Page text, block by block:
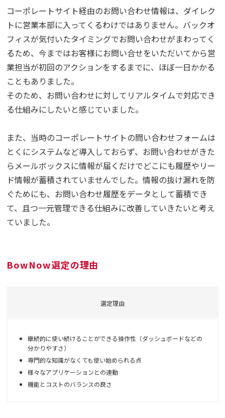
コーポレートサイト経由のお問い合わせ情報は、ダイレク
トに営業本部に入ってくるわけではありません。バックオ
フィスが気付いたタイミングでお問い合わせがまわってく
るため、今まではお客様にお問い合せをいただいてから営
業担当が初回のアクションをするまでに、ほぼ一日かかる
こともありました。
そのため、お問い合わせに対してリアルタイムで対応でき
る仕組みにしたいと感じていました。
また、当時のコーポレートサイトの問い合わせフォームは
とくにシステムなど導入しておらず、お問い合わせがきた
らメールボックスに情報が届くだけでどこにも履歴やリー
ド情報が蓄積されていませんでした。情報の抜け漏れを防
ぐためにも、お問い合わせ履歴をデータとして蓄積でき
て、且つ一元管理できる仕組みに改善していきたいと考え
ていました。
BowNow選定の理由
選定理由
継続的に使い続けることができる操作性（ダッシュボードなどの
分かりやすさ）
専門的な知識がなくても使い始められる点
様々なアプリケーションとの連動
機能とコストのバランスの良さ